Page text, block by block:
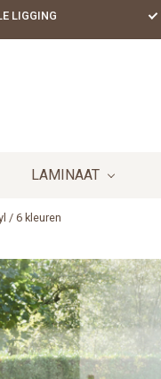
LIGGING
LAMINAAT
/ 6 kleuren